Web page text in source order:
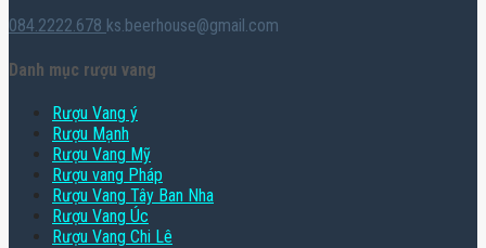
084.2222.678 ks.beerhouse@gmail.com
Danh mục rượu vang
Rượu Vang ý
Rượu Mạnh
Rượu Vang Mỹ
Rượu vang Pháp
Rượu Vang Tây Ban Nha
Rượu Vang Úc
Rượu Vang Chi Lê